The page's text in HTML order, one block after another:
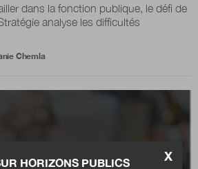
dans la fonction publique, le défi de
analyse les difficultés
Chemla
X
HORIZONS PUBLICS